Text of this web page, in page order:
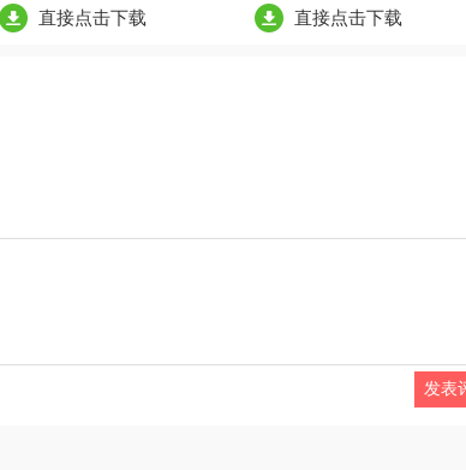
直接点击下载 直接点击下载